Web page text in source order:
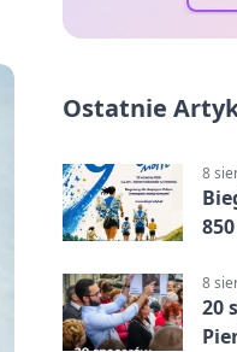
Ostatnie
8
8
20